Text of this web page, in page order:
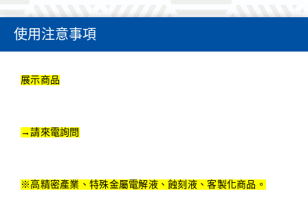
使用注意事項
展示商品
→請來電詢問
※高精密產業、特殊金屬電解液、蝕刻液、客製化商品。